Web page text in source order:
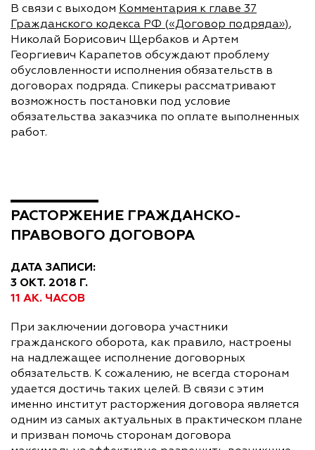
В связи с выходом Комментария к главе 37
Гражданского кодекса РФ («Договор подряда»),
Николай Борисович Щербаков и Артем
Георгиевич Карапетов обсуждают проблему
обусловленности исполнения обязательств в
договорах подряда. Спикеры рассматривают
возможность постановки под условие
обязательства заказчика по оплате выполненных
работ.
РАСТОРЖЕНИЕ ГРАЖДАНСКО-
ПРАВОВОГО ДОГОВОРА
ДАТА ЗАПИСИ:
3 ОКТ. 2018 Г.
11 АК. ЧАСОВ
При заключении договора участники
гражданского оборота, как правило, настроены
на надлежащее исполнение договорных
обязательств. К сожалению, не всегда сторонам
удается достичь таких целей. В связи с этим
именно институт расторжения договора является
одним из самых актуальных в практическом плане
и призван помочь сторонам договора